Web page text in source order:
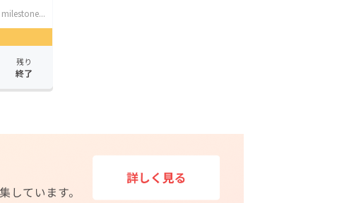
milestone...
残り
終了